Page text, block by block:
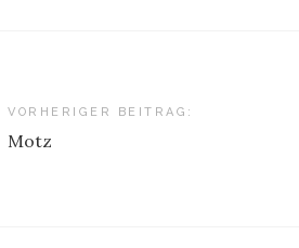
Beitragsnavigation
VORHERIGER BEITRAG:
Motz